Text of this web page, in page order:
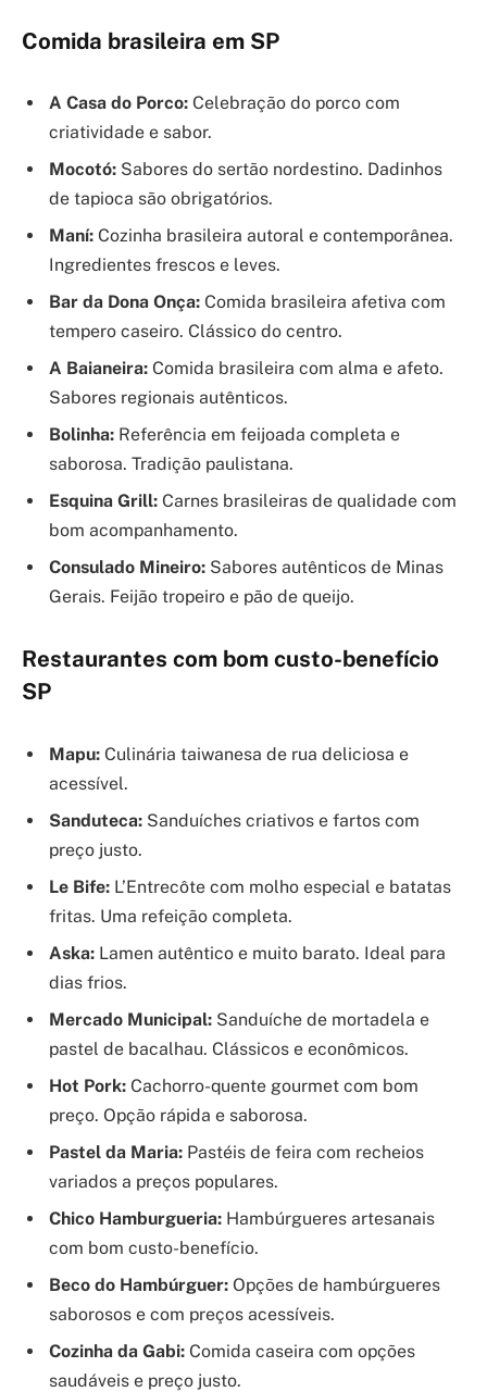
Comida brasileira em SP
A Casa do Porco: Celebração do porco com
criatividade e sabor.
Mocotó: Sabores do sertão nordestino. Dadinhos
de tapioca são obrigatórios.
Maní: Cozinha brasileira autoral e contemporânea.
Ingredientes frescos e leves.
Bar da Dona Onça: Comida brasileira afetiva com
tempero caseiro. Clássico do centro.
A Baianeira: Comida brasileira com alma e afeto.
Sabores regionais autênticos.
Bolinha: Referência em feijoada completa e
saborosa. Tradição paulistana.
Esquina Grill: Carnes brasileiras de qualidade com
bom acompanhamento.
Consulado Mineiro: Sabores autênticos de Minas
Gerais. Feijão tropeiro e pão de queijo.
Restaurantes com bom custo-benefício
SP
Mapu: Culinária taiwanesa de rua deliciosa e
acessível.
Sanduteca: Sanduíches criativos e fartos com
preço justo.
Le Bife: L’Entrecôte com molho especial e batatas
fritas. Uma refeição completa.
Aska: Lamen autêntico e muito barato. Ideal para
dias frios.
Mercado Municipal: Sanduíche de mortadela e
pastel de bacalhau. Clássicos e econômicos.
Hot Pork: Cachorro-quente gourmet com bom
preço. Opção rápida e saborosa.
Pastel da Maria: Pastéis de feira com recheios
variados a preços populares.
Chico Hamburgueria: Hambúrgueres artesanais
com bom custo-benefício.
Beco do Hambúrguer: Opções de hambúrgueres
saborosos e com preços acessíveis.
Cozinha da Gabi: Comida caseira com opções
saudáveis e preço justo.